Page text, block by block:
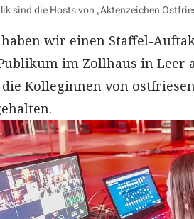
sind die Hosts von „Aktenzeichen
wir einen Staffel-
im Zollhaus in Leer
Kolleginnen von